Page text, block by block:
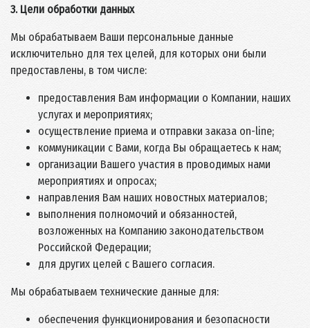
3. Цели обработки данных
Мы обрабатываем Ваши персональные данные
исключительно для тех целей, для которых они были
предоставлены, в том числе:
предоставления Вам информации о Компании, наших
услугах и мероприятиях;
осуществление приема и отправки заказа on-line;
коммуникации с Вами, когда Вы обращаетесь к нам;
организации Вашего участия в проводимых нами
мероприятиях и опросах;
направления Вам наших новостных материалов;
выполнения полномочий и обязанностей,
возложенных на Компанию законодательством
Российской Федерации;
для других целей с Вашего согласия.
Мы обрабатываем технические данные для:
обеспечения функционирования и безопасности